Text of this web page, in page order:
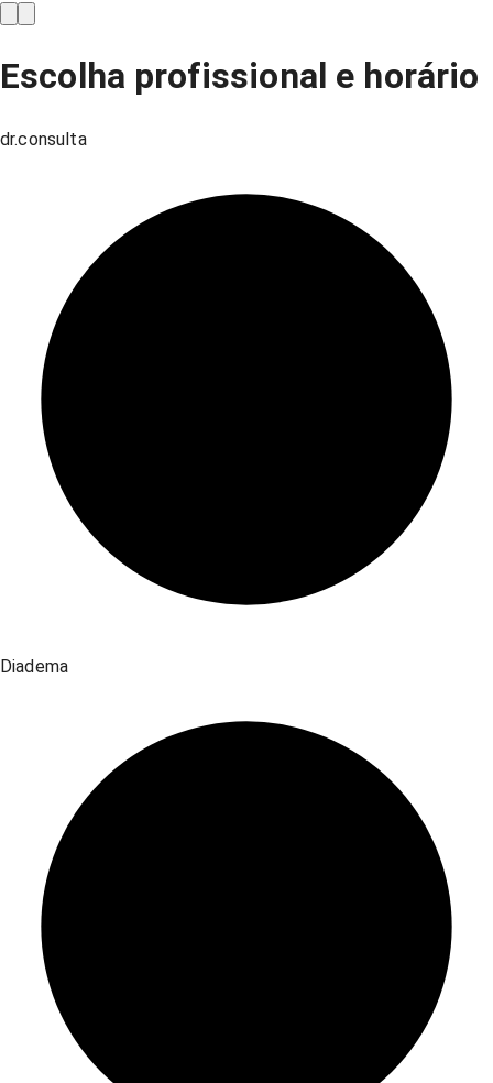
Escolha profissional e horário
dr.consulta
Diadema